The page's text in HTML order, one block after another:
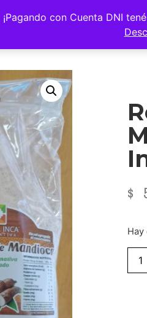
¡Pagando con Cuenta DNI
$
Hay